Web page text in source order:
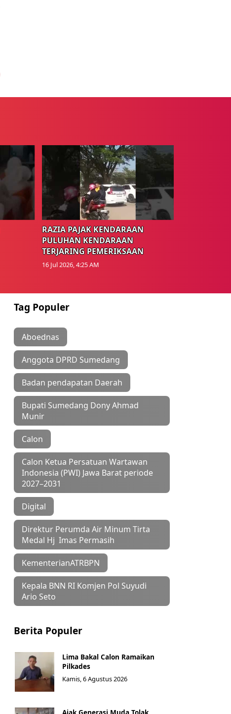
RAZIA PAJAK KENDARAAN
PULUHAN KENDARAAN
TERJARING PEMERIKSAAN
16 Jul 2026, 4:25 AM
Tag Populer
Aboednas
Anggota DPRD Sumedang
Badan pendapatan Daerah
Bupati Sumedang Dony Ahmad
Munir
Calon
Calon Ketua Persatuan Wartawan
Indonesia (PWI) Jawa Barat periode
2027–2031
Digital
Direktur Perumda Air Minum Tirta
Medal Hj Imas Permasih
KementerianATRBPN
Kepala BNN RI Komjen Pol Suyudi
Ario Seto
Berita Populer
Lima Bakal Calon Ramaikan
Pilkades
Kamis, 6 Agustus 2026